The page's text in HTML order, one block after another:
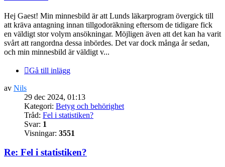
Hej Gaest! Min minnesbild är att Lunds läkarprogram övergick till
att kräva antagning innan tillgodoräkning eftersom de tidigare fick
en väldigt stor volym ansökningar. Möjligen även att det kan ha varit
svårt att rangordna dessa inbördes. Det var dock många år sedan,
och min minnesbild är väldigt v...
Gå till inlägg
av Nils
29 dec 2024, 01:13
Kategori: Betyg och behörighet
Tråd: Fel i statistiken?
Svar: 1
Visningar: 3551
Re: Fel i statistiken?